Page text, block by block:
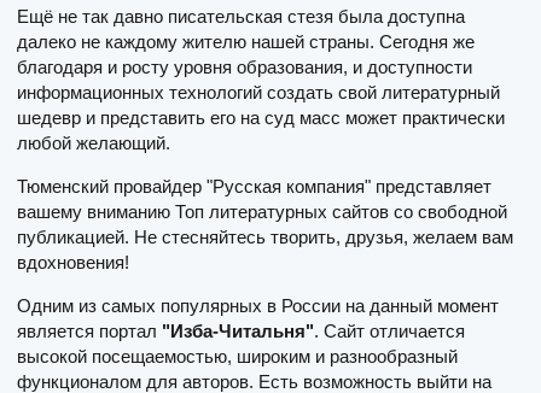
Ещё не так давно писательская стезя была доступна
далеко не каждому жителю нашей страны. Сегодня же
благодаря и росту уровня образования, и доступности
информационных технологий создать свой литературный
шедевр и представить его на суд масс может практически
любой желающий.
Тюменский провайдер "Русская компания" представляет
вашему вниманию Топ литературных сайтов со свободной
публикацией. Не стесняйтесь творить, друзья, желаем вам
вдохновения!
Одним из самых популярных в России на данный момент
является портал "Изба-Читальня". Сайт отличается
высокой посещаемостью, широким и разнообразный
функционалом для авторов. Есть возможность выйти на